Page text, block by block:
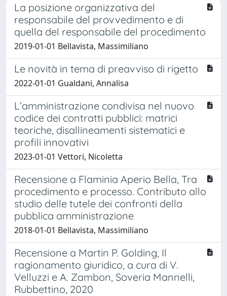
La posizione organizzativa del
responsabile del provvedimento e di
quella del responsabile del procedimento
2019-01-01 Bellavista, Massimiliano
Le novità in tema di preavviso di rigetto
2022-01-01 Gualdani, Annalisa
L’amministrazione condivisa nel nuovo
codice dei contratti pubblici: matrici
teoriche, disallineamenti sistematici e
profili innovativi
2023-01-01 Vettori, Nicoletta
Recensione a Flaminia Aperio Bella, Tra
procedimento e processo. Contributo allo
studio delle tutele dei confronti della
pubblica amministrazione
2018-01-01 Bellavista, Massimiliano
Recensione a Martin P. Golding, Il
ragionamento giuridico, a cura di V.
Velluzzi e A. Zambon, Soveria Mannelli,
Rubbettino, 2020